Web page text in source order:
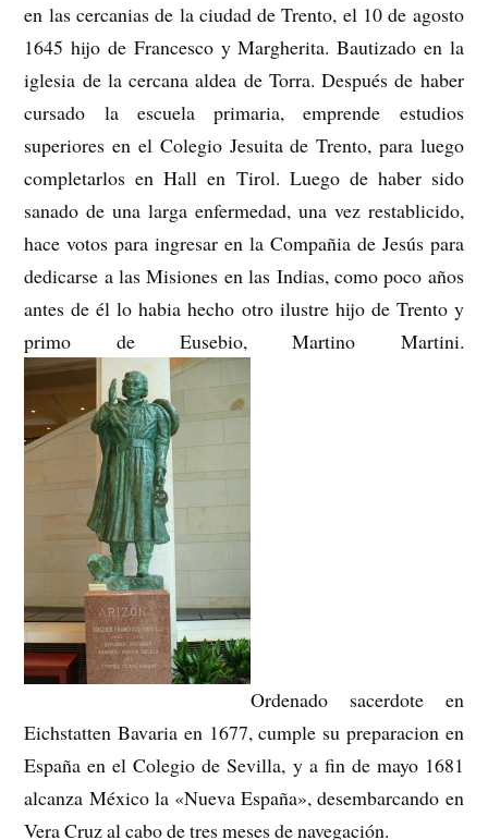
en las cercanias de la ciudad de Trento, el 10 de agosto
1645 hijo de Francesco y Margherita. Bautizado en la
iglesia de la cercana aldea de Torra. Después de haber
cursado la escuela primaria, emprende estudios
superiores en el Colegio Jesuita de Trento, para luego
completarlos en Hall en Tirol. Luego de haber sido
sanado de una larga enfermedad, una vez restablicido,
hace votos para ingresar en la Compañia de Jesús para
dedicarse a las Misiones en las Indias, como poco años
antes de él lo habia hecho otro ilustre hijo de Trento y
primo de Eusebio, Martino Martini.
Ordenado sacerdote en
Eichstatten Bavaria en 1677, cumple su preparacion en
España en el Colegio de Sevilla, y a fin de mayo 1681
alcanza México la «Nueva España», desembarcando en
Vera Cruz al cabo de tres meses de navegación.